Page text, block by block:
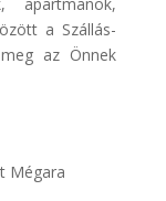
a Szállás-
az Önnek
Mégara